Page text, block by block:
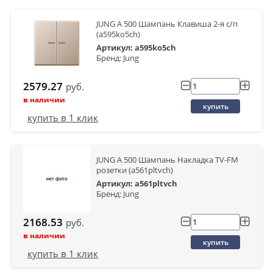
JUNG А 500 Шампань Клавиша 2-я с/п
(a595ko5ch)
Артикул: a595ko5ch
Бренд: Jung
2579.27 руб.
в наличии
купить
купить в 1 клик
JUNG А 500 Шампань Накладка TV-FM
розетки (a561pltvch)
Артикул: a561pltvch
Бренд: Jung
2168.53 руб.
в наличии
купить
купить в 1 клик